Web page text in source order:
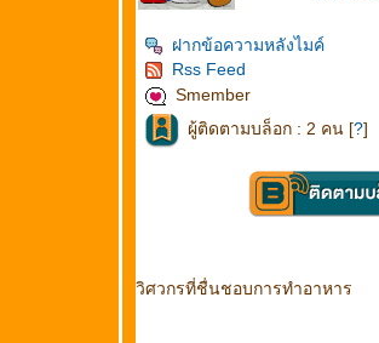
ฝากข้อความหลังไมค์
Rss Feed
Smember
ผู้ติดตามบล็อก : 2 คน [?]
วิศวกรที่ชื่นชอบการทำอาหาร